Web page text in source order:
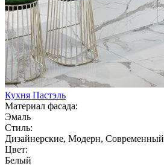
Кухня Пастэль
Материал фасада:
Эмаль
Стиль:
Дизайнерские, Модерн, Современный
Цвет:
Белый